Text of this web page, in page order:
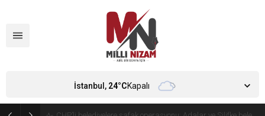
İstanbul, 24°CKapalı